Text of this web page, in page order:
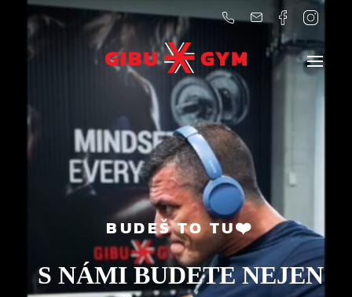
BUDEŠ TO TU❤️
S NÁMI BUDETE NEJEN